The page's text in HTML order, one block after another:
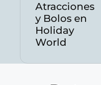
Atracciones
y Bolos en
Holiday
World